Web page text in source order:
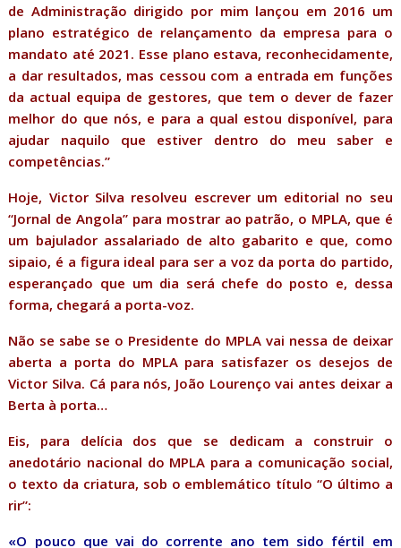
de Administração dirigido por mim lançou em 2016 um
plano estratégico de relançamento da empresa para o
mandato até 2021. Esse plano estava, reconhecidamente,
a dar resultados, mas cessou com a entrada em funções
da actual equipa de gestores, que tem o dever de fazer
melhor do que nós, e para a qual estou disponível, para
ajudar naquilo que estiver dentro do meu saber e
competências.”
Hoje, Victor Silva resolveu escrever um editorial no seu
“Jornal de Angola” para mostrar ao patrão, o MPLA, que é
um bajulador assalariado de alto gabarito e que, como
sipaio, é a figura ideal para ser a voz da porta do partido,
esperançado que um dia será chefe do posto e, dessa
forma, chegará a porta-voz.
Não se sabe se o Presidente do MPLA vai nessa de deixar
aberta a porta do MPLA para satisfazer os desejos de
Victor Silva. Cá para nós, João Lourenço vai antes deixar a
Berta à porta…
Eis, para delícia dos que se dedicam a construir o
anedotário nacional do MPLA para a comunicação social,
o texto da criatura, sob o emblemático título “O último a
rir”:
«O pouco que vai do corrente ano tem sido fértil em